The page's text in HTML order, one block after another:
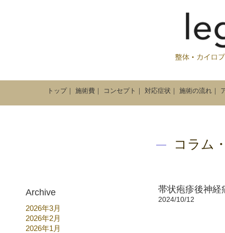
トップ｜ 施術費 ｜ コンセプト ｜ 対応症状 ｜ 施術の流れ ｜
コラム
Archive
2026年3月
2026年2月
2026年1月
帯状疱疹後神経
2024/10/12